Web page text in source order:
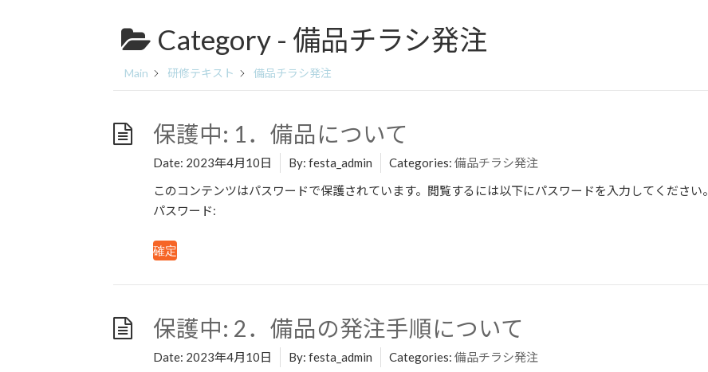
Category - 備品チラシ発注
Main 研修テキスト 備品チラシ発注
保護中: 1．備品について
Date: 2023年4月10日 By: festa_admin Categories: 備品チラシ発注
このコンテンツはパスワードで保護されています。閲覧するには以下にパスワードを入力してください。
パスワード:
保護中: 2．備品の発注手順について
Date: 2023年4月10日 By: festa_admin Categories: 備品チラシ発注